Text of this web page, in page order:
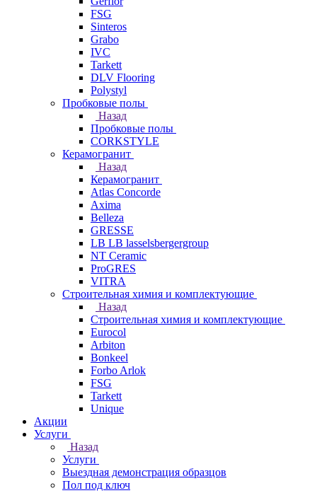
FSG
Sinteros
Grabo
IVC
Tarkett
DLV Flooring
Polystyl
Пробковые полы
Назад
Пробковые полы
CORKSTYLE
Керамогранит
Назад
Керамогранит
Atlas Concorde
Axima
Belleza
GRESSE
LB LB lasselsbergergroup
NT Ceramic
ProGRES
VITRA
Строительная химия и комплектующие
Назад
Строительная химия и комплектующие
Eurocol
Arbiton
Bonkeel
Forbo Arlok
FSG
Tarkett
Unique
Акции
Услуги
Назад
Услуги
Выездная демонстрация образцов
Пол под ключ